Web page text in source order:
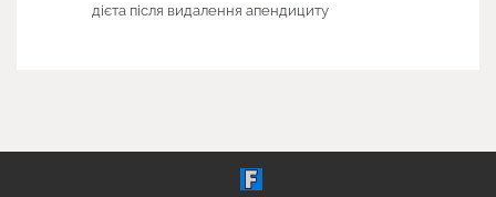
дієта після видалення апендициту